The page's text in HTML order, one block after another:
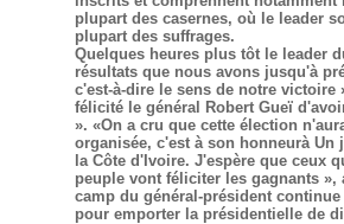
plupart des casernes, où le leader
plupart des suffrages.
Quelques heures plus tôt le leader
résultats que nous avons jusqu'à
c'est-à-dire le sens de notre victoire
félicité le général Robert Gueï
». «On a cru que cette élection
organisée, c'est à son honneurà
la Côte d'Ivoire. J'espère que ceux
peuple vont féliciter les gagnants
camp du général-président
pour emporter la présidentielle de